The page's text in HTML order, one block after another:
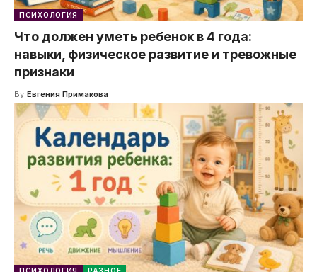
ПСИХОЛОГИЯ
Что должен уметь ребенок в 4 года:
навыки, физическое развитие и тревожные
признаки
By Евгения Примакова